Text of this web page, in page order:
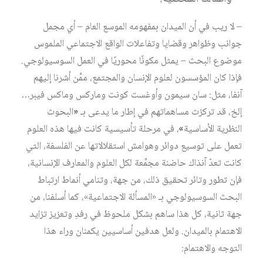
– لا ريب في أن الميدان بمفهومه الموسع العام – أي مجمل
جوانب وظواهر وقضايا وتفاعلات الواقع الاجتماعي الملموس
موضوع البحث – يمثل مكونًا محوريًا في العمل السوسيولوجي.
فإذا كان المؤسسون لعلوم الإنسان والمجتمع، ممَّن أشرنا إليهم
آنفا، مثل: سان سيمون وأوغست كونت وماركس وماكس فيبر…
إلخ، قد تركزت مساهماتهم في إطار ما يدعى بـ«البحوث
النظرية الأساسية»، في مرحلة تأسيسية كانت فيها هذه العلوم
تعمل على توسيع دوائر وهوامش استقلالاتها عن الفلسفة، التي
كانت تعدّ آنذاك حاضنة مجمِّعة لكل العلوم والمعارف الإنسانية،
فإن تطور وتائر تحقيق ذلك، من جهة، وتنامي أنماط ارتباط
البحث السوسيولوجي بـ «المسألة الاجتماعية»، كما أسلفنا، من
جهة ثانية، كل هذا ساهم بشكل ملحوظ في رفدِ وتعزيز تزايد
الاهتمام بالميدان. ولعل هدفين أساسيين يكمنان وراء هذا
التوجه والاهتمام: